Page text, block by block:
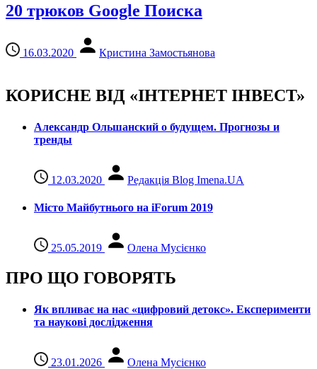
20 трюков Google Поиска
16.03.2020 Кристина Замостьянова
КОРИСНЕ ВІД «ІНТЕРНЕТ ІНВЕСТ»
Александр Ольшанский о будущем. Прогнозы и
тренды
12.03.2020 Редакція Blog Imena.UA
Місто Майбутнього на iForum 2019
25.05.2019 Олена Мусієнко
ПРО ЩО ГОВОРЯТЬ
Як впливає на нас «цифровий детокс». Експерименти
та наукові дослідження
23.01.2026 Олена Мусієнко